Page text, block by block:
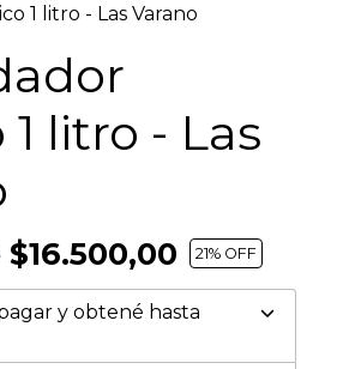
1 litro - Las Varano
litro - Las
$16.500,00 21% OFF
y obtené hasta